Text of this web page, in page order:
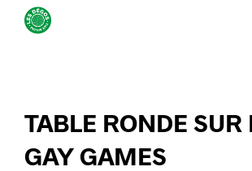
TABLE RONDE SUR
GAY GAMES